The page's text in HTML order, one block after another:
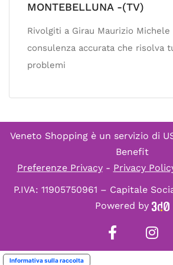
MONTEBELLUNA -(TV)
Rivolgiti a Girau Maurizio Michele
consulenza accurata che risolva
problemi
Veneto Shopping è un servizio di
Benefit
Preferenze Privacy- Privacy
P.IVA: 11905750961 – Capitale
Powered by
Informativa sulla raccolta